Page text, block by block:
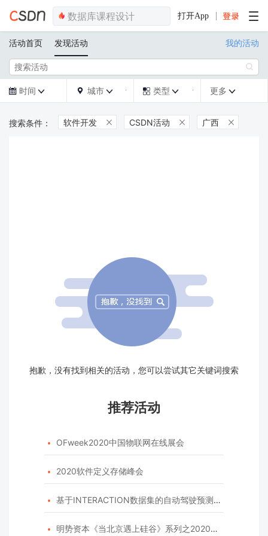
打开App
活动首页 发现活动 我的活动

 时间   城市   类型  更多 
软件开发  CSDN活动  广西 
抱歉，没有找到相关的活动，您可以尝试其它关键词搜索
推荐活动
 OFweek2020中国物联网在线展会
 2020软件定义存储峰会
 基于INTERACTION数据集的自动驾驶预测模型挑战赛
 明势资本《当北京遇上硅谷》系列之2020年度开源峰会